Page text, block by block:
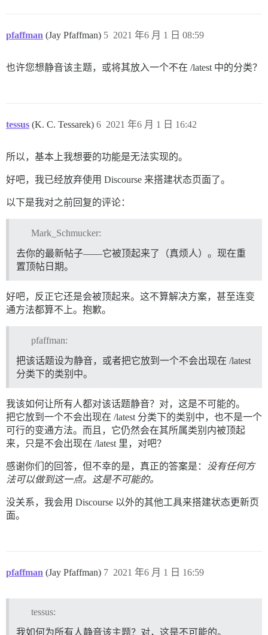
pfaffman (Jay Pfaffman) 2021 年6 月 1 日 08:59
5
也许您想静音该主题，或将其放入一个不在 /latest 中的分类？
tessus (K. C. Tessarek) 2021 年6 月 1 日 16:42
6
所以，基本上我想要的功能是无法实现的。
好吧，我已经放弃使用 Discourse 来搭建状态页面了。
以下是我对之前回复的评论：
Mark_Schmucker:
去你的最新帖子——它被顶起来了（真烦人）。现在重
置顶帖日期。
好吧，反正它还是会被顶起来。这不算解决方案，甚至连变
通方法都算不上。抱歉。
pfaffman:
把该话题设为静音，或者把它放到一个不会出现在 /latest
分类下的类别中。
我该如何让所有人都对该话题静音？对，这是不可能的。
把它放到一个不会出现在 /latest 分类下的类别中，也不是一个
可行的变通方法。而且，它仍然会在其所属类别内被顶起
来，只是不会出现在 /latest 里，对吧？
感谢你们的回答，但不幸的是，真正的答案是：
没有任何方
法可以做到这一点。这是不可能的。
没关系，我会用 Discourse 以外的其他工具来搭建状态更新页
面。
pfaffman (Jay Pfaffman) 2021 年6 月 1 日 16:59
7
tessus:
我如何为所有人静音该主题？对，这是不可能的。